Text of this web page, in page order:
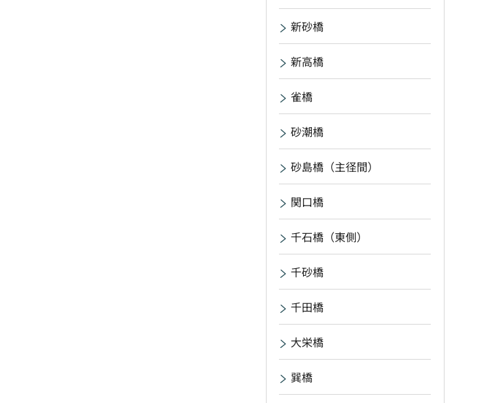
新砂橋
新高橋
雀橋
砂潮橋
砂島橋（主径間）
関口橋
千石橋（東側）
千砂橋
千田橋
大栄橋
巽橋